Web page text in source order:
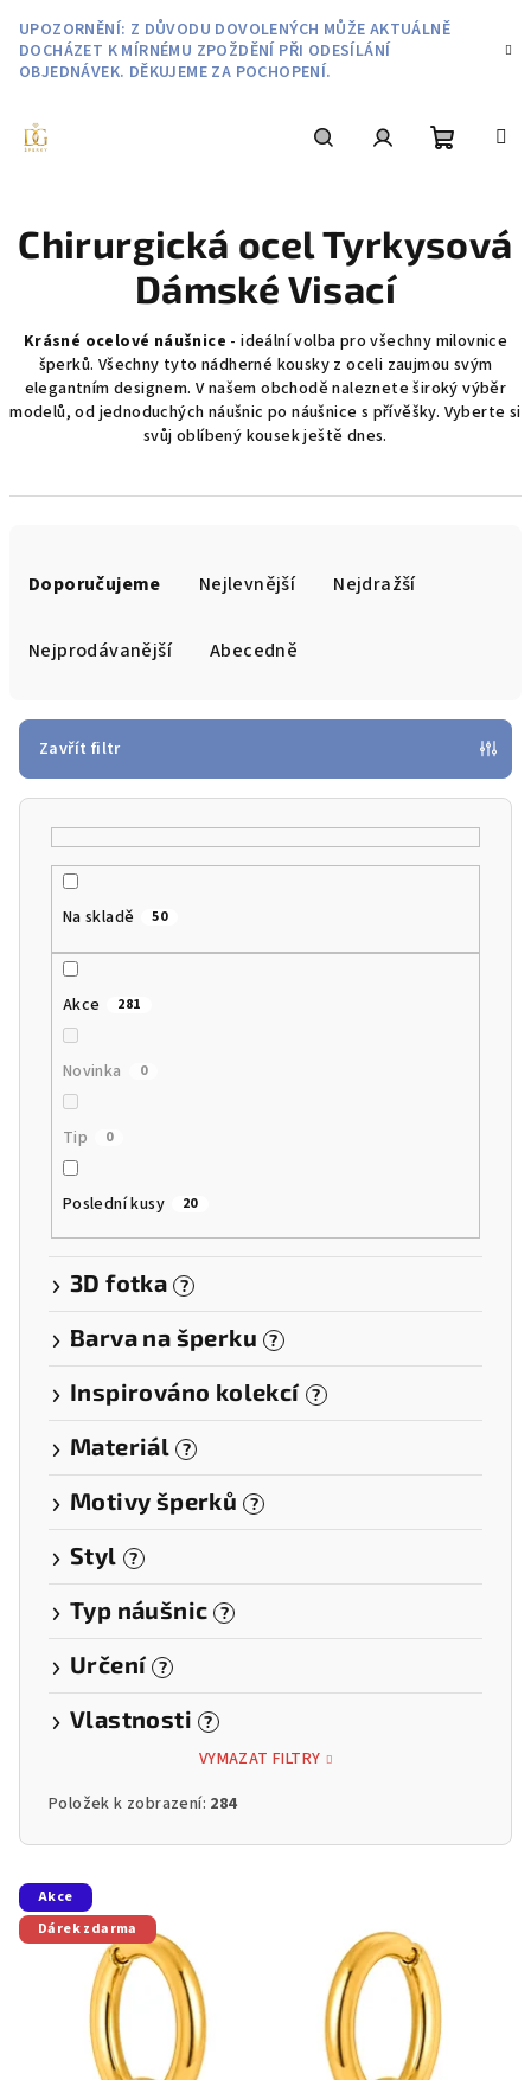
obsah
UPOZORNĚNÍ: Z DŮVODU DOVOLENÝCH MŮŽE AKTUÁLNĚ
DOCHÁZET K MÍRNÉMU ZPOŽDĚNÍ PŘI ODESÍLÁNÍ
OBJEDNÁVEK. DĚKUJEME ZA POCHOPENÍ.
košík
Chirurgická ocel Tyrkysová
Dámské Visací
Krásné ocelové náušnice - ideální volba pro všechny milovnice
šperků. Všechny tyto nádherné kousky z oceli zaujmou svým
elegantním designem. V našem obchodě naleznete široký výběr
modelů, od jednoduchých náušnic po náušnice s přívěšky. Vyberte si
svůj oblíbený kousek ještě dnes.
r
o
Doporučujeme Nejlevnější Nejdražší
Nejprodávanější Abecedně
Zavřít filtr
Na skladě 50
Akce 281
Novinka 0
Tip 0
Poslední kusy 20
3D fotka ?
Barva na šperku ?
Inspirováno kolekcí ?
Materiál ?
Motivy šperků ?
Styl ?
Typ náušnic ?
Určení ?
Vlastnosti ?
VYMAZAT FILTRY
Položek k zobrazení: 284
V
ý
p
Akce
Dárek zdarma